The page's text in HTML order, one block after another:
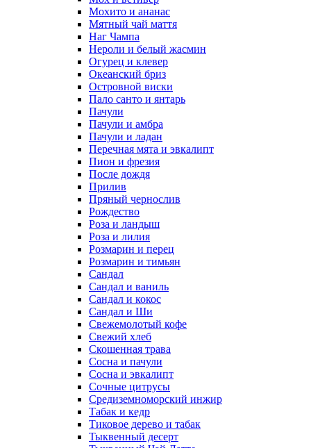
Мохито и ананас
Мятный чай маття
Наг Чампа
Нероли и белый жасмин
Огурец и клевер
Океанский бриз
Островной виски
Пало санто и янтарь
Пачули
Пачули и амбра
Пачули и ладан
Перечная мята и эвкалипт
Пион и фрезия
После дождя
Прилив
Пряный чернослив
Рождество
Роза и ландыш
Роза и лилия
Розмарин и перец
Розмарин и тимьян
Сандал
Сандал и ваниль
Сандал и кокос
Сандал и Ши
Свежемолотый кофе
Свежий хлеб
Скошенная трава
Сосна и пачули
Сосна и эвкалипт
Сочные цитрусы
Средиземноморский инжир
Табак и кедр
Тиковое дерево и табак
Тыквенный десерт